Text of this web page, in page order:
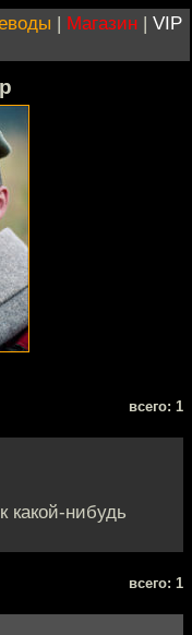
| Магазин | VIP
всего: 1
какой-нибудь
всего: 1